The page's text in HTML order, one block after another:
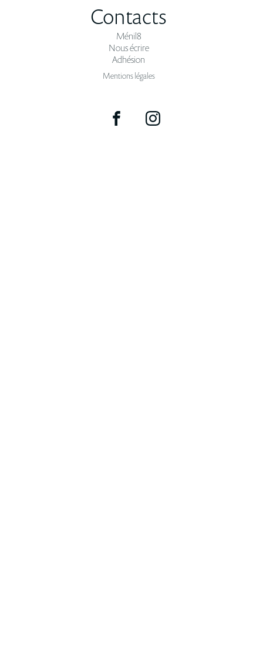
Contacts
Ménil8
Nous écrire
Adhésion
Mentions légales